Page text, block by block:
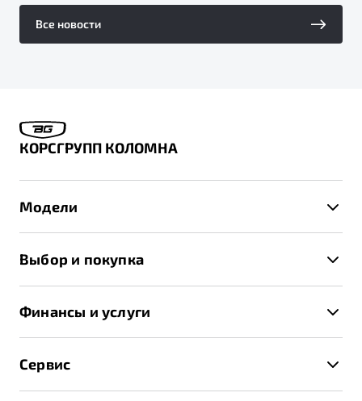
Все новости
КОРСГРУПП КОЛОМНА
Модели
X70
Выбор и покупка
Записаться на тест-драйв
Получить предложение
Финансы и услуги
Сервис